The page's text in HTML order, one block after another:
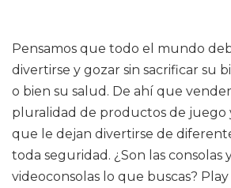
Pensamos que todo el mundo
divertirse y gozar sin sacrificar su
o bien su salud. De ahí que
pluralidad de productos de juego
que le dejan divertirse de
toda seguridad. ¿Son las consolas
videoconsolas lo que buscas? Play